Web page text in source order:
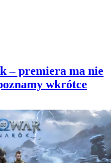
– premiera ma nie
wkrótce